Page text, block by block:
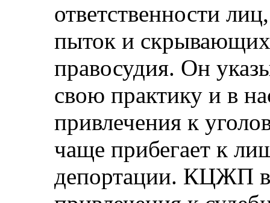
ответственности
пыток и
правосудия. Он
свою практику и в
привлечения к
чаще прибегает к
депортации. КЦЖП